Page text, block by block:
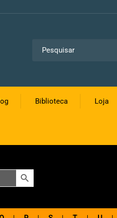
Biblioteca Loja
SEARCH BUTTON